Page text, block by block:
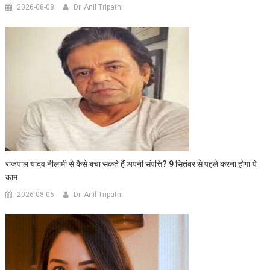
2026-08-08 Dr. Anil Tripathi
राजपाल यादव नीलामी से कैसे बचा सकते हैं अपनी संपत्ति? 9 सितंबर से पहले करना होगा ये
काम
2026-08-06 Dr. Anil Tripathi